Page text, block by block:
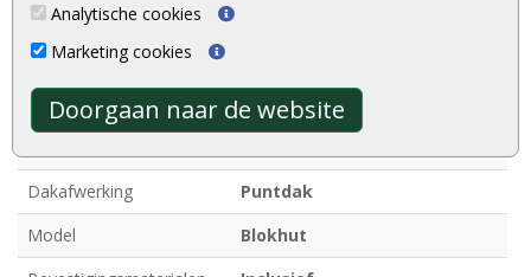
Analytische cookies
Marketing cookies
Doorgaan naar de website
Funderingsmaat
Nokhoogte
Deurhoogte
ca. 209 cm (inclusief kozijn)
Dakafwerking
Puntdak
Model
Blokhut